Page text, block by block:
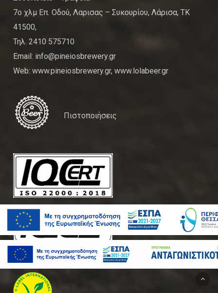
7ο χλμ Επ. Οδού, Λαρισας – Συκουρίου, Λάρισα, ΤΚ
41500,
Τηλ. 2410 575710
Email: info@pineiosbrewery.gr
Web: www.pineiosbrewery.gr, www.lolabeer.gr
Πιστοποιήσεις